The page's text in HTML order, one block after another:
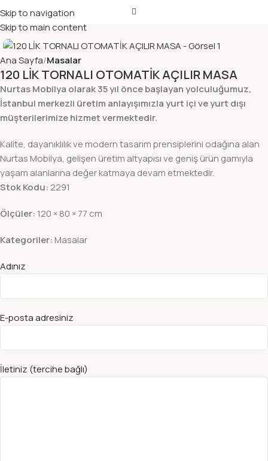
Skip to navigation
Skip to main content
Ana Sayfa Masalar
120 LİK TORNALI OTOMATİK AÇILIR MASA
Nurtas Mobilya olarak 35 yıl önce başlayan yolculuğumuz,
İstanbul merkezli üretim anlayışımızla yurt içi ve yurt dışı
müşterilerimize hizmet vermektedir.
Kalite, dayanıklılık ve modern tasarım prensiplerini odağına alan
Nurtas Mobilya, gelişen üretim altyapısı ve geniş ürün gamıyla
yaşam alanlarına değer katmaya devam etmektedir.
Stok Kodu: 2291
Ölçüler: 120 × 80 × 77 cm
Kategoriler: Masalar
Adınız
E-posta adresiniz
İletiniz (tercihe bağlı)